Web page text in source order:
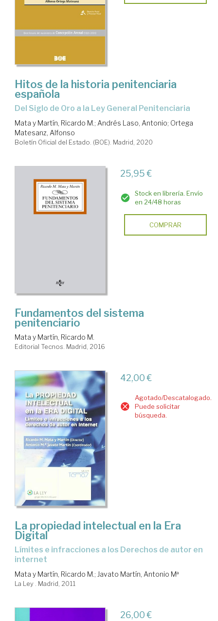
Hitos de la historia penitenciaria
española
del Siglo de Oro a la Ley General Penitenciaria
Mata y Martín, Ricardo M.; Andrés Laso, Antonio; Ortega
Matesanz, Alfonso
Boletín Oficial del Estado. (BOE). Madrid, 2020
25,95 €
Stock en librería. Envío
en 24/48 horas
COMPRAR
Fundamentos del sistema
penitenciario
Mata y Martín, Ricardo M.
Editorial Tecnos. Madrid, 2016
42,00 €
Agotado/Descatalogado.
Puede solicitar
búsqueda.
La propiedad intelectual en la Era
Digital
límites e infracciones a los Derechos de autor en
internet
Mata y Martín, Ricardo M.; Javato Martín, Antonio Mª
La Ley . Madrid, 2011
26,00 €